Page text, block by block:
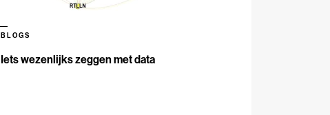
Iets wezenlijks zeggen met data
BLOGS